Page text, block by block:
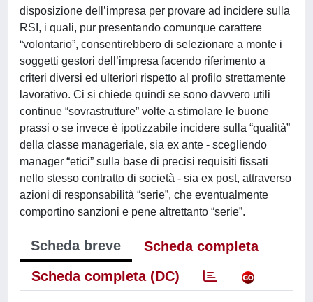
disposizione dell’impresa per provare ad incidere sulla
RSI, i quali, pur presentando comunque carattere
“volontario”, consentirebbero di selezionare a monte i
soggetti gestori dell’impresa facendo riferimento a
criteri diversi ed ulteriori rispetto al profilo strettamente
lavorativo. Ci si chiede quindi se sono davvero utili
continue “sovrastrutture” volte a stimolare le buone
prassi o se invece è ipotizzabile incidere sulla “qualità”
della classe manageriale, sia ex ante - scegliendo
manager “etici” sulla base di precisi requisiti fissati
nello stesso contratto di società - sia ex post, attraverso
azioni di responsabilità “serie”, che eventualmente
comportino sanzioni e pene altrettanto “serie”.
Scheda breve
Scheda completa
Scheda completa (DC)